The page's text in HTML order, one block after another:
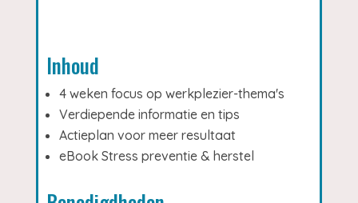
Inhoud
4 weken focus op werkplezier-thema's
Verdiepende informatie en tips
Actieplan voor meer resultaat
eBook Stress preventie & herstel